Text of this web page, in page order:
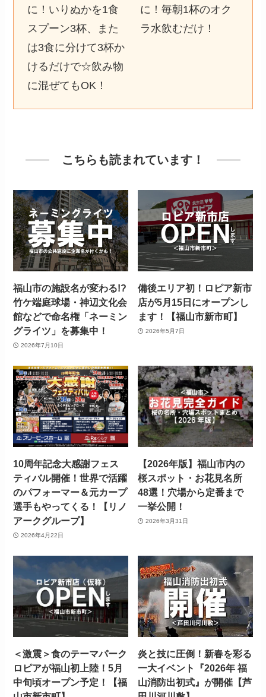
に！いりぬかを1食
スプーン3杯、また
は3食に分けて3杯か
けるだけで☆飲み物
に混ぜてもOK！
に！毎朝1杯のオク
ラ水飲むだけ！
こちらも読まれています！
福山市の施設名が変わる!?
竹ケ端庭球場・神辺文化会
館などで命名権「ネーミン
グライツ」を募集中！
2026年7月10日
備後エリア初！ロピア新市
店が5月15日にオープンし
ます！【福山市新市町】
2026年5月7日
10周年記念大感謝フェス
ティバル開催！世界で活躍
のパフォーマー＆元カープ
選手もやってくる！【リノ
アークグループ】
2026年4月22日
【2026年版】福山市内の
桜スポット・お花見名所
48選！穴場から定番まで
一挙公開！
2026年3月31日
＜激震＞食のテーマパーク
ロピアが福山初上陸！5月
中旬頃オープン予定！【福
炎と技に圧倒！新春を彩る
一大イベント『2026年 福
山消防出初式』が開催【芦